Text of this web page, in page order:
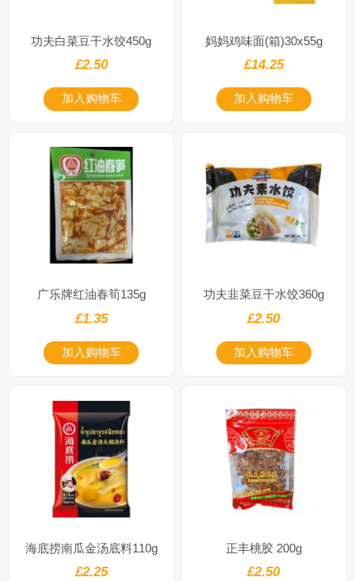
功夫白菜豆干水饺450g
£2.50
加入购物车
妈妈鸡味面(箱)30x55g
£14.25
加入购物车
广乐牌红油春筍135g
£1.35
加入购物车
功夫韭菜豆干水饺360g
£2.50
加入购物车
海底捞南瓜金汤底料110g
£2.25
正丰桃胶 200g
£2.50